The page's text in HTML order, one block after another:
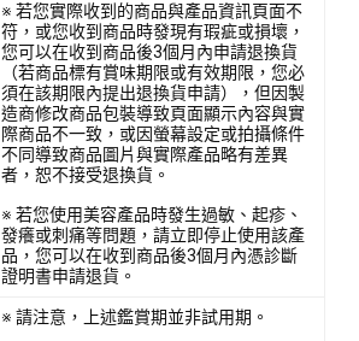
※ 若您實際收到的商品與產品資訊頁面不
符，或您收到商品時發現有瑕疵或損壞，
您可以在收到商品後3個月內申請退換貨
（若商品標有賞味期限或有效期限，您必
須在該期限內提出退換貨申請），但因製
造商修改商品包裝導致頁面顯示內容與實
際商品不一致，或因螢幕設定或拍攝條件
不同導致商品圖片與實際產品略有差異
者，恕不接受退換貨。
※ 若您使用美容產品時發生過敏、起疹、
發癢或刺痛等問題，請立即停止使用該產
品，您可以在收到商品後3個月內憑診斷
證明書申請退貨。
※ 請注意，上述鑑賞期並非試用期。